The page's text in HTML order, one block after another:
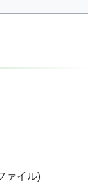
ァイル)